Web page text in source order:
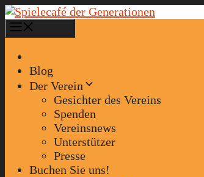
Zum
Inhalt
springen
Blog
Der Verein
Gesichter des Vereins
Spenden
Vereinsnews
Unterstützer
Presse
Buchen Sie uns!